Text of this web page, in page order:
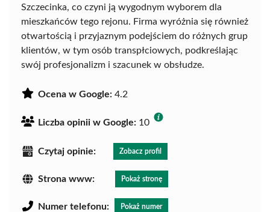
Szczecinka, co czyni ją wygodnym wyborem dla
mieszkańców tego rejonu. Firma wyróżnia się również
otwartością i przyjaznym podejściem do różnych grup
klientów, w tym osób transpłciowych, podkreślając
swój profesjonalizm i szacunek w obsłudze.
Ocena w Google: 4.2
Liczba opinii w Google: 10
Czytaj opinie: Zobacz profil
Strona www: Pokaż stronę
Numer telefonu: Pokaż numer